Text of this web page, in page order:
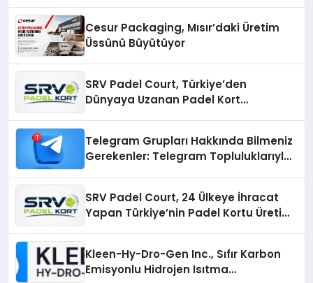
Cesur Packaging, Mısır’daki Üretim
Üssünü Büyütüyor
SRV Padel Court, Türkiye’den
Dünyaya Uzanan Padel Kort
Telegram Grupları Hakkında Bilmeniz
Gerekenler: Telegram Topluluklarıyla
SRV Padel Court, 24 Ülkeye İhracat
Yapan Türkiye’nin Padel Kortu Üretim
Kleen-Hy-Dro-Gen Inc., Sıfır Karbon
Emisyonlu Hidrojen Isıtma